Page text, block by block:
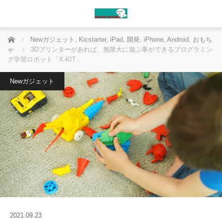
ホーム Newガジェット , Kicstarter, iPad, 開発, iPhone, Android, おもち
ゃ
3Dプリンターがあれば、無限大に遊ぶ事ができるプログラミン
グ学習ロボット「X-KIT」
Newガジェット
2021.09.23